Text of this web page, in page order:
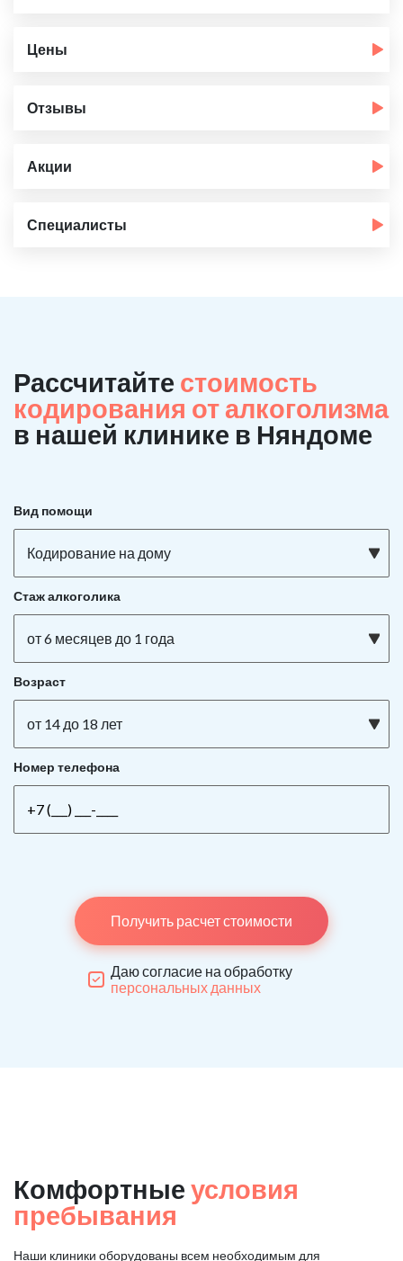
Цены
Отзывы
Акции
Специалисты
Рассчитайте стоимость
кодирования от алкоголизма
в нашей клинике в Няндоме
Вид помощи
Кодирование на дому
Стаж алкоголика
от 6 месяцев до 1 года
Возраст
от 14 до 18 лет
Номер телефона
Получить расчет стоимости
Даю согласие на обработку
персональных данных
Комфортные условия
пребывания
Наши клиники оборудованы всем необходимым для